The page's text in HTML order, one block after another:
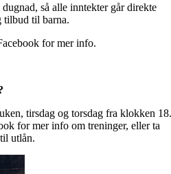
så alle inntekter går direkte
tilbud til barna.
for mer info.
tirsdag og torsdag fra klokken 18.
for mer info om treninger, eller ta
til utlån.